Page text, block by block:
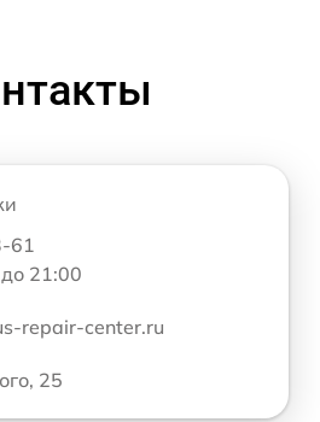
61
21:00
repair-center.ru
25